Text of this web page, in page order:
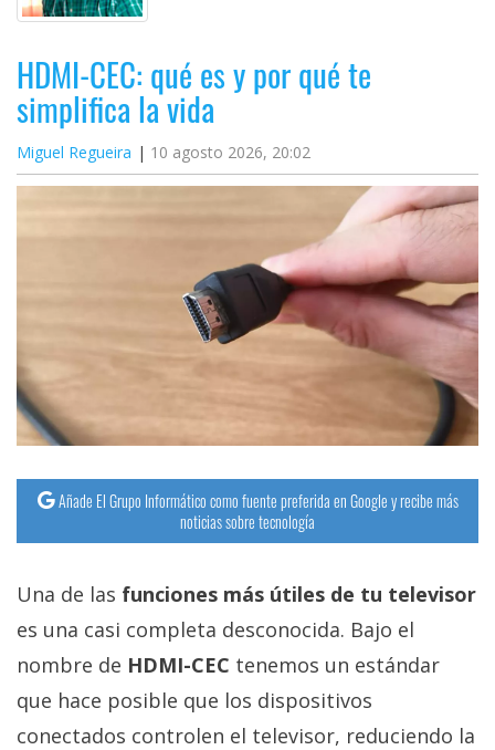
HDMI-CEC: qué es y por qué te
simplifica la vida
Miguel Regueira 10 agosto 2026, 20:02
Añade El Grupo Informático como fuente preferida en Google y recibe más
noticias sobre tecnología
Una de las funciones más útiles de tu televisor
es una casi completa desconocida. Bajo el
nombre de HDMI-CEC tenemos un estándar
que hace posible que los dispositivos
conectados controlen el televisor, reduciendo la